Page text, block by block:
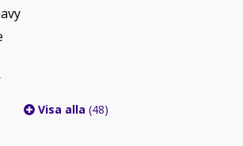
Visa alla (48)